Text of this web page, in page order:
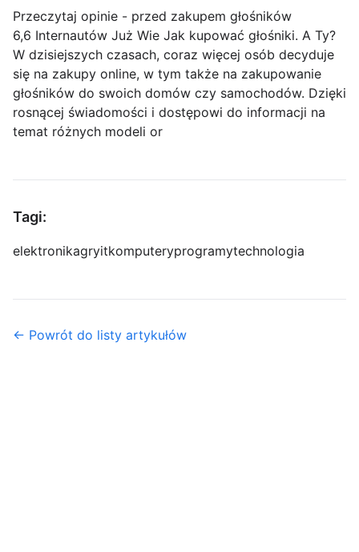
Przeczytaj opinie - przed zakupem głośników
6,6 Internautów Już Wie Jak kupować głośniki. A Ty?
W dzisiejszych czasach, coraz więcej osób decyduje
się na zakupy online, w tym także na zakupowanie
głośników do swoich domów czy samochodów. Dzięki
rosnącej świadomości i dostępowi do informacji na
temat różnych modeli or
Tagi:
elektronikagryitkomputeryprogramytechnologia
← Powrót do listy artykułów